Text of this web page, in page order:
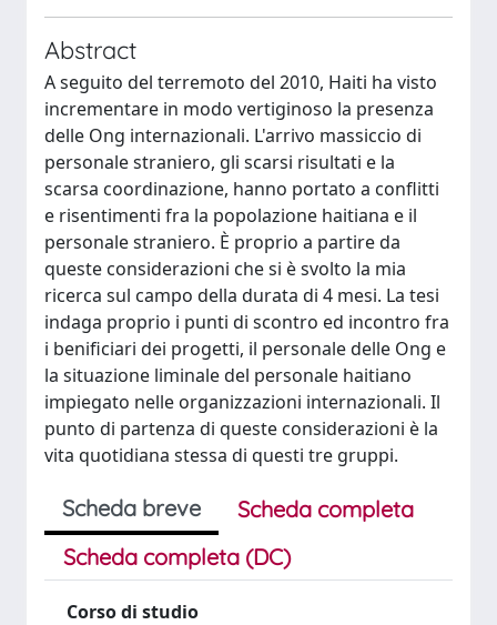
Abstract
A seguito del terremoto del 2010, Haiti ha visto
incrementare in modo vertiginoso la presenza
delle Ong internazionali. L'arrivo massiccio di
personale straniero, gli scarsi risultati e la
scarsa coordinazione, hanno portato a conflitti
e risentimenti fra la popolazione haitiana e il
personale straniero. È proprio a partire da
queste considerazioni che si è svolto la mia
ricerca sul campo della durata di 4 mesi. La tesi
indaga proprio i punti di scontro ed incontro fra
i benificiari dei progetti, il personale delle Ong e
la situazione liminale del personale haitiano
impiegato nelle organizzazioni internazionali. Il
punto di partenza di queste considerazioni è la
vita quotidiana stessa di questi tre gruppi.
Scheda breve
Scheda completa
Scheda completa (DC)
Corso di studio